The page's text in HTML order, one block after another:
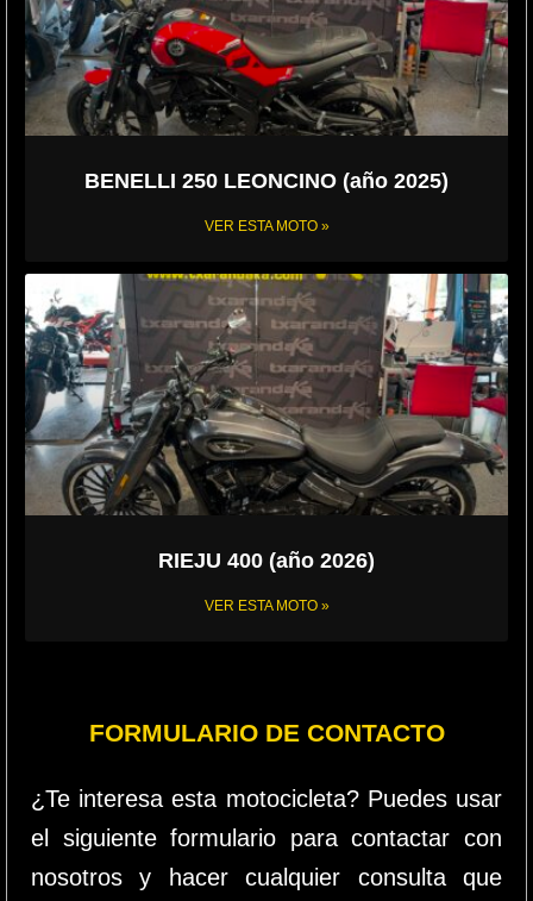
BENELLI 250 LEONCINO (año 2025)
VER ESTA MOTO »
RIEJU 400 (año 2026)
VER ESTA MOTO »
FORMULARIO DE CONTACTO
¿Te interesa esta motocicleta? Puedes usar
el siguiente formulario para contactar con
nosotros y hacer cualquier consulta que